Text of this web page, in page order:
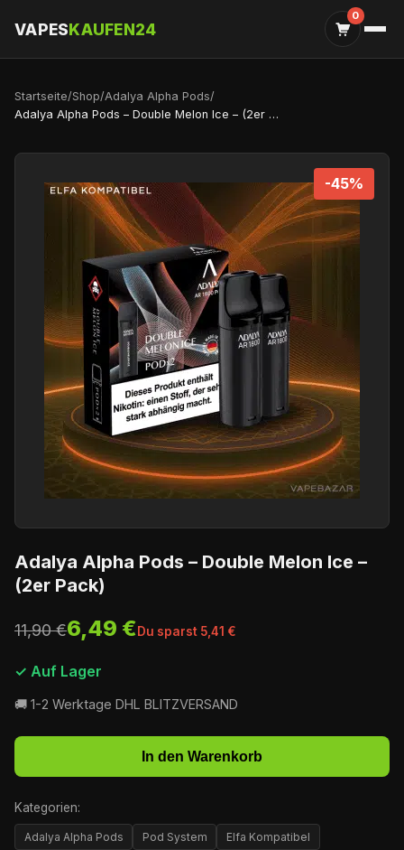
VAPESKAUFEN24
0
Startseite/Shop/Adalya Alpha Pods/
Adalya Alpha Pods – Double Melon Ice – (2er Pack)
-45%
Adalya Alpha Pods – Double Melon Ice –
(2er Pack)
11,90 €6,49 €Du sparst 5,41 €
✓ Auf Lager
🚚 1-2 Werktage DHL BLITZVERSAND
In den Warenkorb
Kategorien:
Adalya Alpha Pods Pod System Elfa Kompatibel